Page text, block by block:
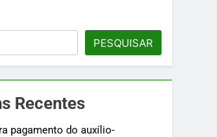
PESQUISAR
Recentes
pagamento do auxílio-